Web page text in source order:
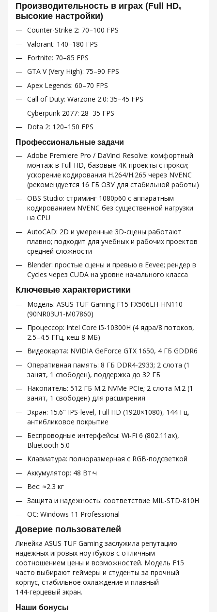
Производительность в играх (Full HD,
высокие настройки)
Counter-Strike 2: 70–100 FPS
Valorant: 140–180 FPS
Fortnite: 70–85 FPS
GTA V (Very High): 75–90 FPS
Apex Legends: 60–70 FPS
Call of Duty: Warzone 2.0: 35–45 FPS
Cyberpunk 2077: 28–35 FPS
Dota 2: 120–150 FPS
Профессиональные задачи
Adobe Premiere Pro / DaVinci Resolve: комфортный
монтаж в Full HD, базовые 4K-проекты с прокси;
ускорение кодирования H.264/H.265 через NVENC
(рекомендуется 16 ГБ ОЗУ для стабильной работы)
OBS Studio: стриминг 1080p60 с аппаратным
кодированием NVENC без существенной нагрузки
на CPU
AutoCAD: 2D и умеренные 3D-сцены работают
плавно; подходит для учебных и рабочих проектов
средней сложности
Blender: простые сцены и превью в Eevee; рендер в
Cycles через CUDA на уровне начального класса
Ключевые характеристики
Модель: ASUS TUF Gaming F15 FX506LH-HN110
(90NR03U1-M07860)
Процессор: Intel Core i5-10300H (4 ядра/8 потоков,
2.5–4.5 ГГц, кеш 8 МБ)
Видеокарта: NVIDIA GeForce GTX 1650, 4 ГБ GDDR6
Оперативная память: 8 ГБ DDR4-2933; 2 слота (1
занят, 1 свободен), поддержка до 32 ГБ
Накопитель: 512 ГБ M.2 NVMe PCIe; 2 слота M.2 (1
занят, 1 свободен) для расширения
Экран: 15.6" IPS-level, Full HD (1920×1080), 144 Гц,
антибликовое покрытие
Беспроводные интерфейсы: Wi‑Fi 6 (802.11ax),
Bluetooth 5.0
Клавиатура: полноразмерная с RGB-подсветкой
Аккумулятор: 48 Вт·ч
Вес: ≈2.3 кг
Защита и надежность: соответствие MIL-STD-810H
ОС: Windows 11 Professional
Доверие пользователей
Линейка ASUS TUF Gaming заслужила репутацию
надежных игровых ноутбуков с отличным
соотношением цены и возможностей. Модель F15
часто выбирают геймеры и студенты за прочный
корпус, стабильное охлаждение и плавный
144‑герцевый экран.
Наши бонусы